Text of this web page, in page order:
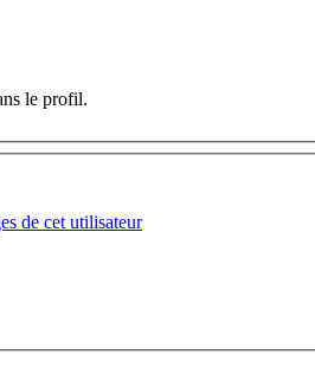
le profil.
de cet utilisateur